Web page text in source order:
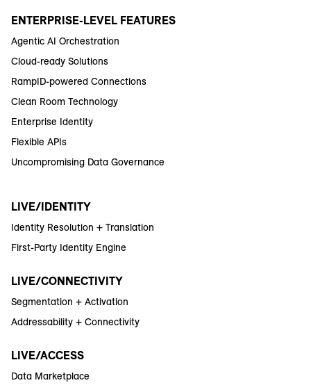
ENTERPRISE-LEVEL FEATURES
Agentic AI Orchestration
Cloud-ready Solutions
RampID-powered Connections
Clean Room Technology
Enterprise Identity
Flexible APIs
Uncompromising Data Governance
LIVE/IDENTITY
Identity Resolution + Translation
First-Party Identity Engine
LIVE/CONNECTIVITY
Segmentation + Activation
Addressability + Connectivity
LIVE/ACCESS
Data Marketplace